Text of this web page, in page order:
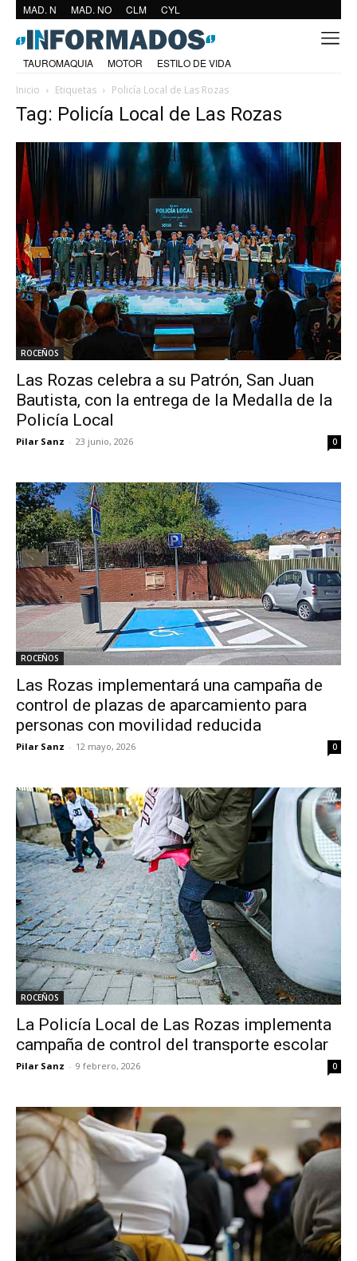
MAD. N MAD. NO CLM CYL
TAUROMAQUIA MOTOR
ESTILO DE VIDA
Inicio
Etiquetas Policía Local de Las Rozas
Tag: Policía Local de Las Rozas
ROCEÑOS
Las Rozas celebra a su Patrón, San Juan
Bautista, con la entrega de la Medalla de la
Policía Local
Pilar Sanz - 23 junio, 2026 0
ROCEÑOS
Las Rozas implementará una campaña de
control de plazas de aparcamiento para
personas con movilidad reducida
Pilar Sanz - 12 mayo, 2026 0
ROCEÑOS
La Policía Local de Las Rozas implementa
campaña de control del transporte escolar
Pilar Sanz - 9 febrero, 2026 0